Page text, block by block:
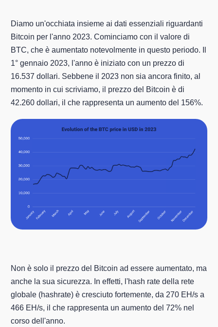
Diamo un'occhiata insieme ai dati essenziali riguardanti
Bitcoin per l'anno 2023. Cominciamo con il valore di
BTC, che è aumentato notevolmente in questo periodo. Il
1° gennaio 2023, l'anno è iniziato con un prezzo di
16.537 dollari. Sebbene il 2023 non sia ancora finito, al
momento in cui scriviamo, il prezzo del Bitcoin è di
42.260 dollari, il che rappresenta un aumento del 156%.
Non è solo il prezzo del Bitcoin ad essere aumentato, ma
anche la sua sicurezza. In effetti, l'hash rate della rete
globale (hashrate) è cresciuto fortemente, da 270 EH/s a
466 EH/s, il che rappresenta un aumento del 72% nel
corso dell'anno.